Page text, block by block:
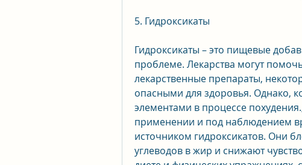
5. Гидроксикаты
Гидроксикаты – это пищевые
проблеме. Лекарства могут
лекарственные препараты,
опасными для здоровья. Однако,
элементами в процессе
применении и под наблюдением
источником гидроксикатов. Они
углеводов в жир и снижают